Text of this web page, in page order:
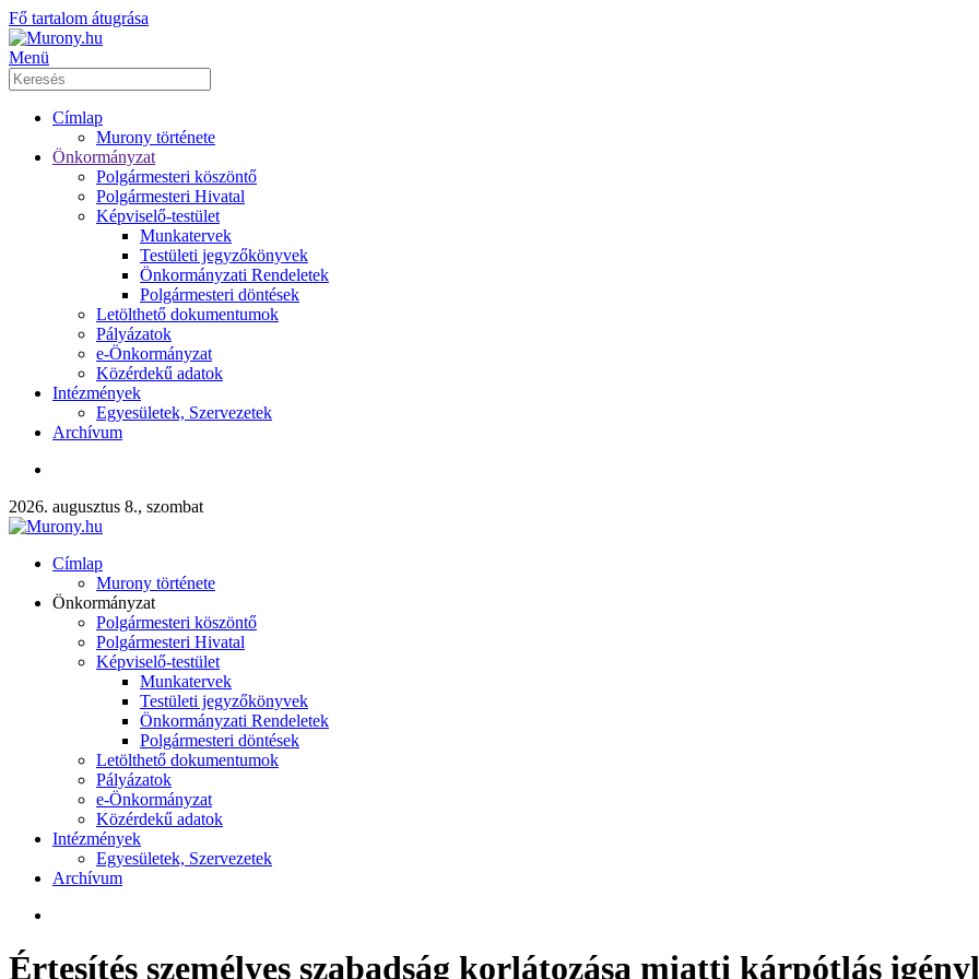
Fő tartalom átugrása
Menü
Címlap
Murony története
Önkormányzat
Polgármesteri köszöntő
Polgármesteri Hivatal
Képviselő-testület
Munkatervek
Testületi jegyzőkönyvek
Önkormányzati Rendeletek
Polgármesteri döntések
Letölthető dokumentumok
Pályázatok
e-Önkormányzat
Közérdekű adatok
Intézmények
Egyesületek, Szervezetek
Archívum
2026. augusztus 8., szombat
Címlap
Murony története
Önkormányzat
Polgármesteri köszöntő
Polgármesteri Hivatal
Képviselő-testület
Munkatervek
Testületi jegyzőkönyvek
Önkormányzati Rendeletek
Polgármesteri döntések
Letölthető dokumentumok
Pályázatok
e-Önkormányzat
Közérdekű adatok
Intézmények
Egyesületek, Szervezetek
Archívum
Értesítés személyes szabadság korlátozása miatti kárpótlás